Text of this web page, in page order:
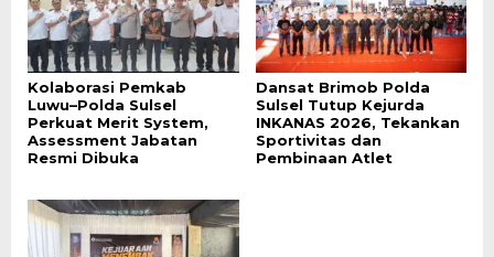
Kolaborasi Pemkab
Luwu–Polda Sulsel
Perkuat Merit System,
Assessment Jabatan
Resmi Dibuka
Dansat Brimob Polda
Sulsel Tutup Kejurda
INKANAS 2026, Tekankan
Sportivitas dan
Pembinaan Atlet